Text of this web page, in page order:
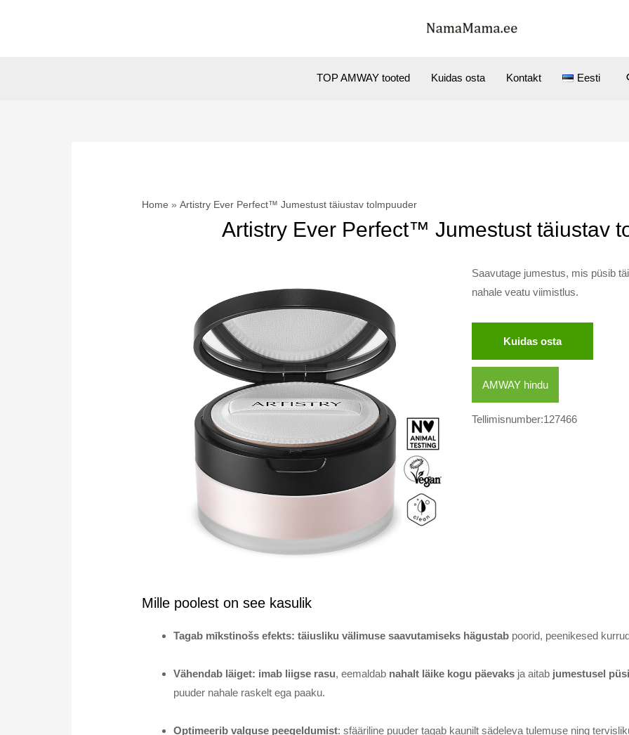
TOP AMWAY tooted Kuidas osta Kontakt Eesti
Home Artistry Ever Perfect™ Jumestust täiustav tolmpuuder
Artistry Ever Perfect™ Jumestust täiustav
Saavutage jumestus, mis püsib
nahale veatu viimistlus.
Kuidas osta
AMWAY hindu
Tellimisnumber:127466
Mille poolest on see kasulik
Tagab mīkstinošs efekts: täiusliku välimuse saavutamiseks hägustab poorid, peenikesed
Vähendab läiget: imab liigse rasu, eemaldab nahalt läike kogu päevaks ja aitab jumestusel
puuder nahale raskelt ega paaku.
Optimeerib valguse peegeldumist: sfääriline puuder tagab kaunilt sädeleva tulemuse ning